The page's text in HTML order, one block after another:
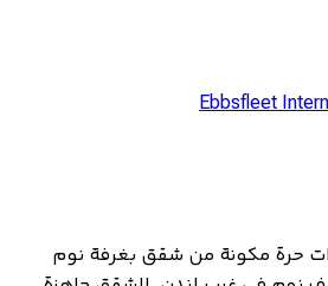
Ebbsfleet
حرة مكونة من شقق بغرفة نوم